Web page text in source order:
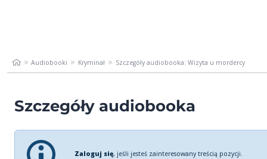
Audiobooki Kryminał Szczegóły audiobooka: Wizyta u mordercy
Szczegóły audiobooka
Zaloguj się, jeśli jesteś zainteresowany treścią pozycji.